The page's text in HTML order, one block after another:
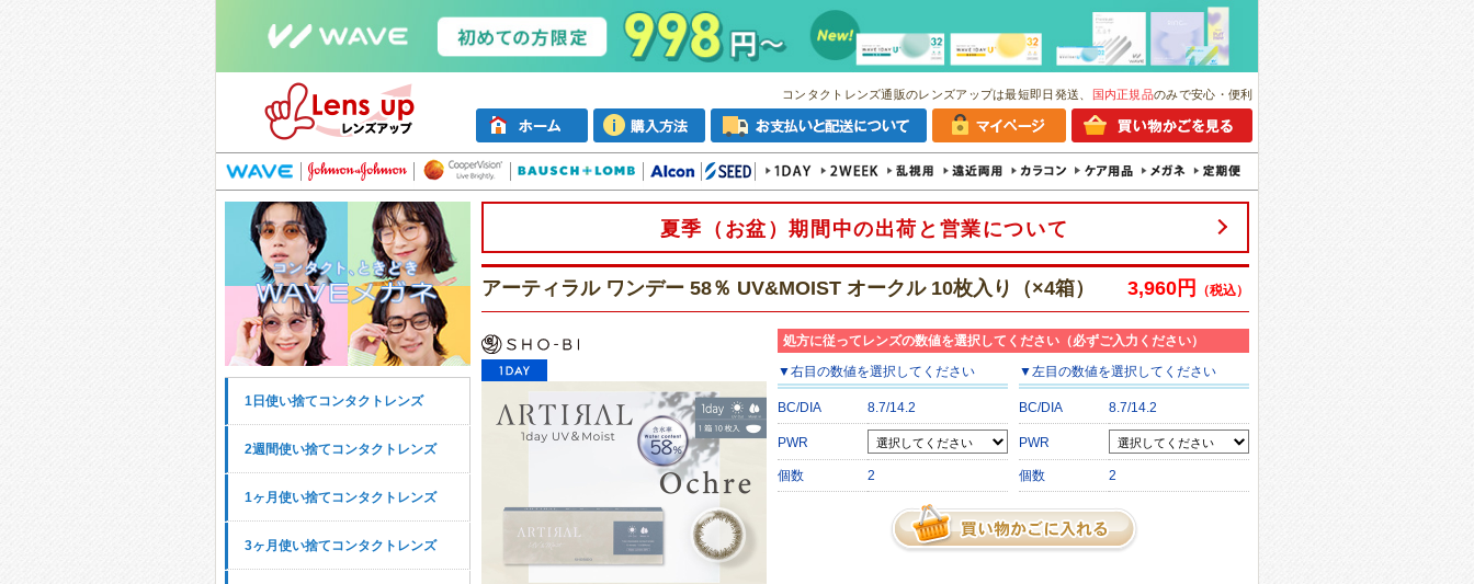
コンタクトレンズ通販のレンズアップは最短即日発送、 国内正規品のみで安心・便利
1日使い捨てコンタクトレンズ
2週間使い捨てコンタクトレンズ
1ヶ月使い捨てコンタクトレンズ
3ヶ月使い捨てコンタクトレンズ
夏季（お盆）期間中の出荷と営業について
アーティラル ワンデー 58％ UV&MOIST オークル 10枚入り（×4箱） 3,960円 （税込）
処方に従ってレンズの数値を選択してください（必ずご入力ください）
▼右目の数値を選択してください
BC/DIA 8.7/14.2
PWR
個数 2
▼左目の数値を選択してください
BC/DIA 8.7/14.2
PWR
個数 2